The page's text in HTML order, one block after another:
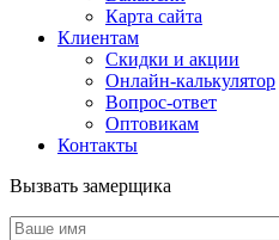
Карта сайта
Клиентам
Скидки и акции
Онлайн-калькулятор
Вопрос-ответ
Оптовикам
Контакты
Вызвать замерщика